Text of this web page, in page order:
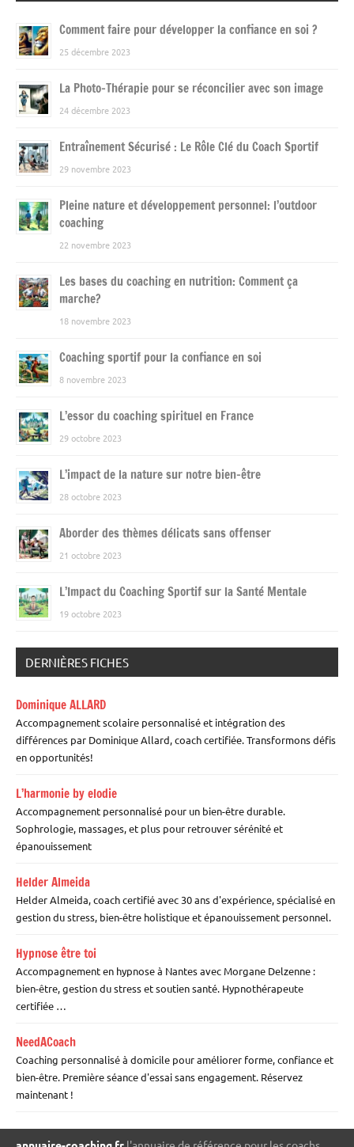
Comment faire pour développer la confiance en soi ?
25 décembre 2023
La Photo-Thérapie pour se réconcilier avec son image
24 décembre 2023
Entraînement Sécurisé : Le Rôle Clé du Coach Sportif
29 novembre 2023
Pleine nature et développement personnel: l’outdoor
coaching
22 novembre 2023
Les bases du coaching en nutrition: Comment ça
marche?
18 novembre 2023
Coaching sportif pour la confiance en soi
8 novembre 2023
L’essor du coaching spirituel en France
29 octobre 2023
L’impact de la nature sur notre bien-être
28 octobre 2023
Aborder des thèmes délicats sans offenser
21 octobre 2023
L’Impact du Coaching Sportif sur la Santé Mentale
19 octobre 2023
DERNIÈRES FICHES
Dominique ALLARD
Accompagnement scolaire personnalisé et intégration des
différences par Dominique Allard, coach certifiée. Transformons défis
en opportunités!
L’harmonie by elodie
Accompagnement personnalisé pour un bien-être durable.
Sophrologie, massages, et plus pour retrouver sérénité et
épanouissement
Helder Almeida
Helder Almeida, coach certifié avec 30 ans d'expérience, spécialisé en
gestion du stress, bien-être holistique et épanouissement personnel.
Hypnose être toi
Accompagnement en hypnose à Nantes avec Morgane Delzenne :
bien-être, gestion du stress et soutien santé. Hypnothérapeute
certifiée …
NeedACoach
Coaching personnalisé à domicile pour améliorer forme, confiance et
bien-être. Première séance d'essai sans engagement. Réservez
maintenant !